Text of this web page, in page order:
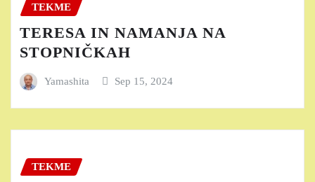
TEKME
TERESA IN NAMANJA NA
STOPNIČKAH
Yamashita Sep 15, 2024
TEKME